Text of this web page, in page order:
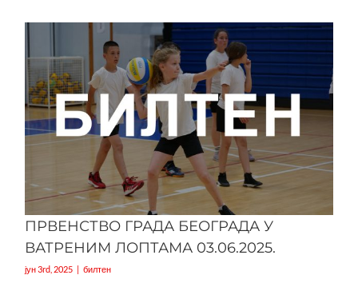
ПРВЕНСТВО ГРАДА БЕОГРАДА У
ВАТРЕНИМ ЛОПТАМА 03.06.2025.
јун 3rd, 2025 | билтен